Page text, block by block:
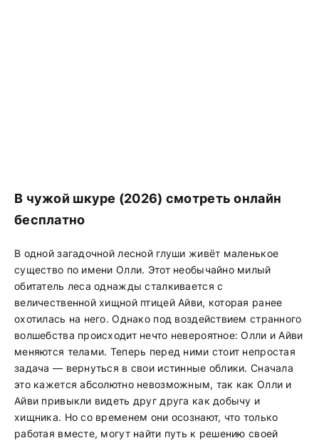
В чужой шкуре (2026) смотреть онлайн
бесплатно
В одной загадочной лесной глуши живёт маленькое
существо по имени Олли. Этот необычайно милый
обитатель леса однажды сталкивается с
величественной хищной птицей Айви, которая ранее
охотилась на него. Однако под воздействием странного
волшебства происходит нечто невероятное: Олли и Айви
меняются телами. Теперь перед ними стоит непростая
задача — вернуться в свои истинные облики. Сначала
это кажется абсолютно невозможным, так как Олли и
Айви привыкли видеть друг друга как добычу и
хищника. Но со временем они осознают, что только
работая вместе, могут найти путь к решению своей